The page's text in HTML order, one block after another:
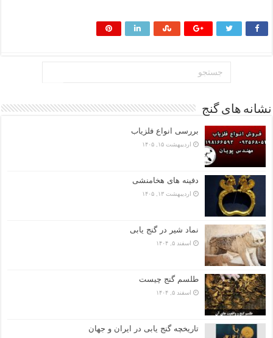
نشانه های گنج
بررسی انواع فلزیاب
اردیبهشت ۱۵, ۱۴۰۵
دفینه های هخامنشی
اردیبهشت ۱۳, ۱۴۰۵
نماد شیر در گنج یابی
اسفند ۵, ۱۴۰۴
طلسم گنج چیست
اسفند ۵, ۱۴۰۴
تاریخچه گنج‌ یابی در ایران و جهان